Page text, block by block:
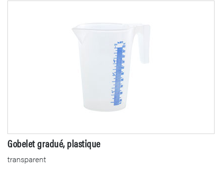
Gobelet gradué, plastique
transparent